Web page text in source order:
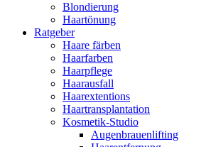
Blondierung
Haartönung
Ratgeber
Haare färben
Haarfarben
Haarpflege
Haarausfall
Haarextentions
Haartransplantation
Kosmetik-Studio
Augenbrauenlifting